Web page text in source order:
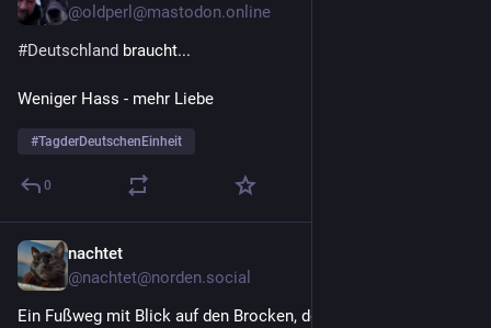
@oldperl@mastodon.online
#Deutschland braucht...
Weniger Hass - mehr Liebe
#TagderDeutschenEinheit
0
nachtet
@nachtet@norden.social
Ein Fußweg mit Blick auf den Brocken, der vor 36 Jahren noch